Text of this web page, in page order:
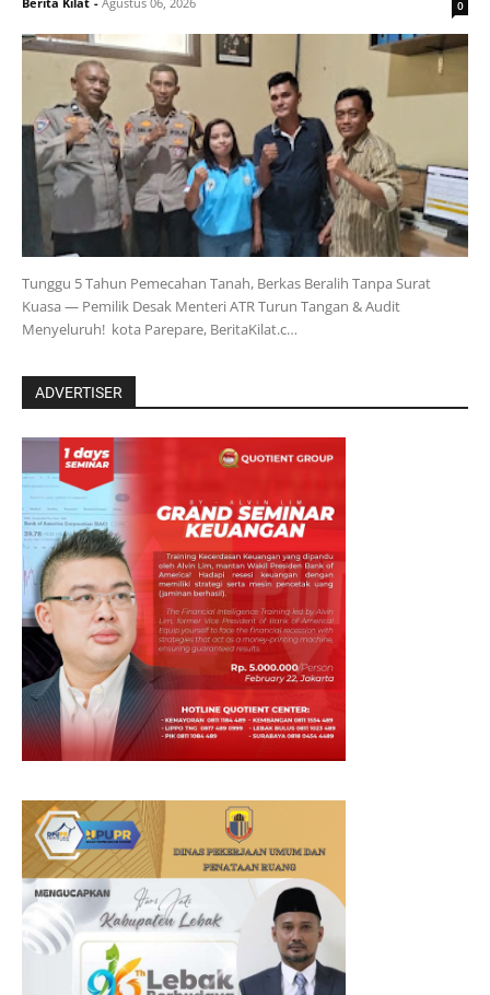
0
Tunggu 5 Tahun Pemecahan Tanah, Berkas Beralih Tanpa Surat
Kuasa — Pemilik Desak Menteri ATR Turun Tangan & Audit
Menyeluruh! kota Parepare, BeritaKilat.c…
ADVERTISER